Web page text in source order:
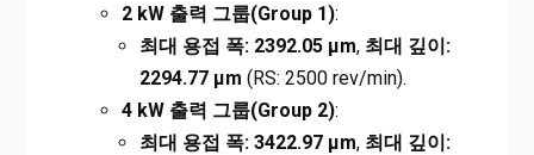
2 kW 출력 그룹(Group 1):
최대 용접 폭: 2392.05 µm, 최대 깊이:
2294.77 µm (RS: 2500 rev/min).
4 kW 출력 그룹(Group 2):
최대 용접 폭: 3422.97 µm, 최대 깊이: